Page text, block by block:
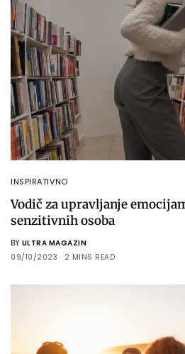
INSPIRATIVNO
Vodič za upravljanje
senzitivnih osoba
BY ULTRA MAGAZIN
09/10/2023
2 MINS READ